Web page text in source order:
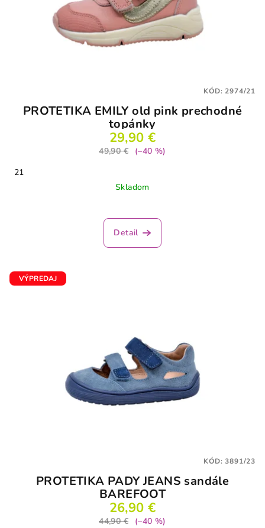
PROTETIKA EMILY old pink prechodné
topánky
29,90 €
49,90 €
(–40 %)
21
Skladom
Detail
KÓD:2974/21
VÝPREDAJ
PROTETIKA PADY JEANS sandále
BAREFOOT
26,90 €
44,90 €
(–40 %)
KÓD:3891/23